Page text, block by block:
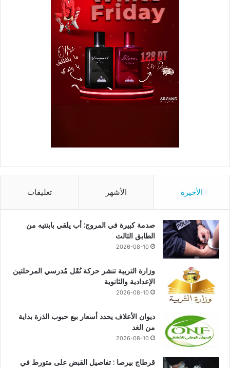
الأخيرة الأشهر تعليقات
صدمة كبيرة في المروج: أب يلقي بابنتيه من
الطابق الثالث
2026-08-10
وزارة التربية تنشر حركة نُقَل مُدرسي المرحلتين
الإعدادية والثانوية
2026-08-10
ديوان الأعلاف يحدد أسعار بيع حبوب الذرة بداية
من الغد
2026-08-10
قرطاج بيرصا : تفاصيل القبض على متورط في